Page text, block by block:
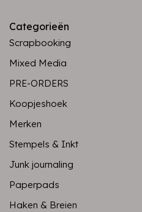
Categorieën
Scrapbooking
Mixed Media
PRE-ORDERS
Koopjeshoek
Merken
Stempels & Inkt
Junk journaling
Paperpads
Haken & Breien